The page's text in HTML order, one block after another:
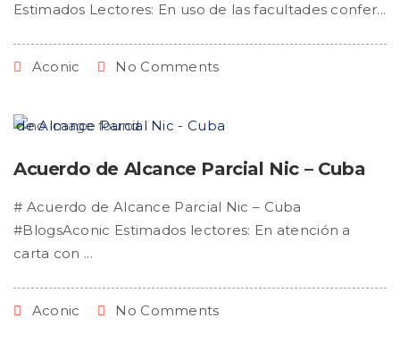
Estimados Lectores: En uso de las facultades confer...
Aconic No Comments
Acuerdo de Alcance Parcial Nic – Cuba
# Acuerdo de Alcance Parcial Nic – Cuba
#BlogsAconic Estimados lectores: En atención a
carta con ...
Aconic No Comments